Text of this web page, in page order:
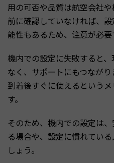
用の可否や品質は航空会社
前に確認していなければ、
能性もあるため、注意が必要
機内での設定に失敗すると
なく、サポートにもつなが
到着後すぐに使えるという
す。
そのため、機内での設定は
る場合や、設定に慣れてい
しょう。